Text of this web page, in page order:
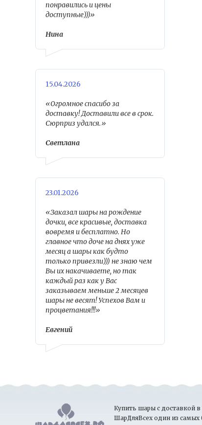
понравились и цены
доступные)))»
Нина
15.04.2026
«Огромное спасибо за
доставку! Доставили все в срок.
Сюрприз удался.»
Светлана
23.01.2026
«Заказал шары на рождение
дочки, все красивые, доставка
вовремя и бесплатно. Но
главное что доче на днях уже
месяц а шары как будто
только привезли))) не знаю чем
Вы их накачиваете, но так
каждый раз как у Вас
заказываем меньше 2 месяцев
шары не весят! Успехов Вам и
процветания!!!»
Евгений
Купить шары с доставкой
ШарДляВсех один из